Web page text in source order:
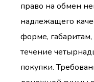
право на обмен
надлежащего
форме,
течение
покупки.